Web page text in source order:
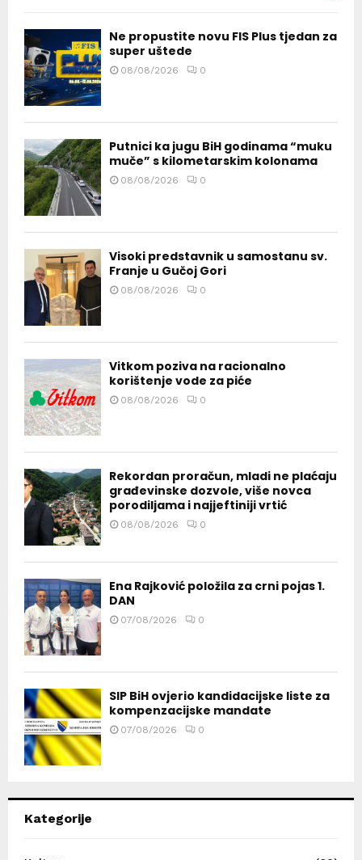
Ne propustite novu FIS Plus tjedan za
super uštede
08/08/2026 0
Putnici ka jugu BiH godinama “muku
muče” s kilometarskim kolonama
08/08/2026 0
Visoki predstavnik u samostanu sv.
Franje u Gučoj Gori
08/08/2026 0
Vitkom poziva na racionalno
korištenje vode za piće
08/08/2026 0
Rekordan proračun, mladi ne plaćaju
građevinske dozvole, više novca
porodiljama i najjeftiniji vrtić
08/08/2026 0
Ena Rajković položila za crni pojas 1.
DAN
07/08/2026 0
SIP BiH ovjerio kandidacijske liste za
kompenzacijske mandate
07/08/2026 0
Kategorije